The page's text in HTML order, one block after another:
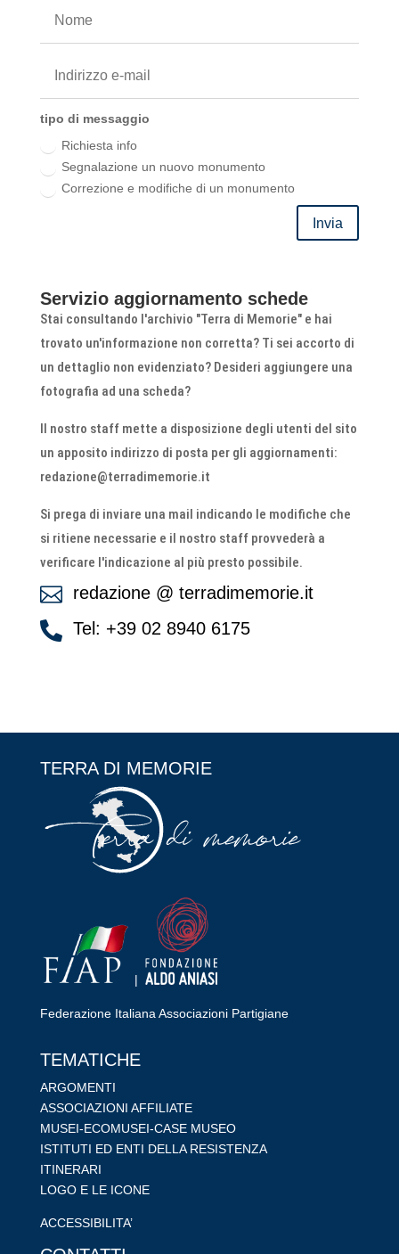
tipo di messaggio
Richiesta info
Segnalazione un nuovo monumento
Correzione e modifiche di un monumento
Invia
Servizio aggiornamento schede
Stai consultando l'archivio "Terra di Memorie" e hai
trovato un'informazione non corretta? Ti sei accorto di
un dettaglio non evidenziato? Desideri aggiungere una
fotografia ad una scheda?
Il nostro staff mette a disposizione degli utenti del sito
un apposito indirizzo di posta per gli aggiornamenti:
redazione@terradimemorie.it
Si prega di inviare una mail indicando le modifiche che
si ritiene necessarie e il nostro staff provvederà a
verificare l'indicazione al più presto possibile.
 redazione @ terradimemorie.it
 Tel: +39 02 8940 6175
TERRA DI MEMORIE
|
Federazione Italiana Associazioni Partigiane
TEMATICHE
ARGOMENTI
ASSOCIAZIONI AFFILIATE
MUSEI-ECOMUSEI-CASE MUSEO
ISTITUTI ED ENTI DELLA RESISTENZA
ITINERARI
LOGO E LE ICONE
ACCESSIBILITA’
RIPRISTINA
-A 100% +A
Alto Contrasto
Modalità Scura
Disattiva Immagini
Evidenzia Link